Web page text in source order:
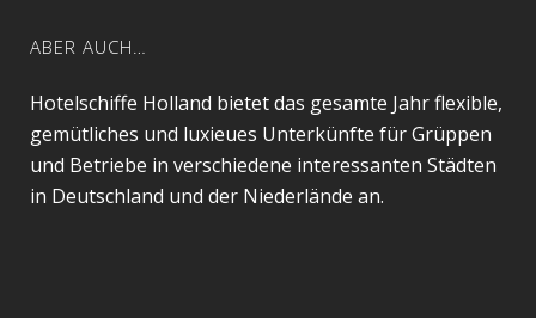
ABER AUCH…
Hotelschiffe Holland bietet das gesamte Jahr flexible,
gemütliches und luxieues Unterkünfte für Grüppen
und Betriebe in verschiedene interessanten Städten
in Deutschland und der Niederlände an.